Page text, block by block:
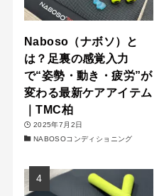
Naboso（ナボソ）と
は？足裏の感覚入力
で“姿勢・動き・疲労”が
変わる最新ケアアイテム
｜TMC柏
2025年7月2日
NABOSOコンディショニング